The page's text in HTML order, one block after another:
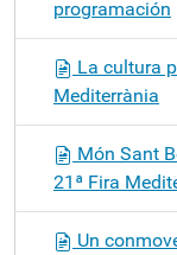
programación
La cultura
Mediterrània
Món Sant
21ª Fira
Un